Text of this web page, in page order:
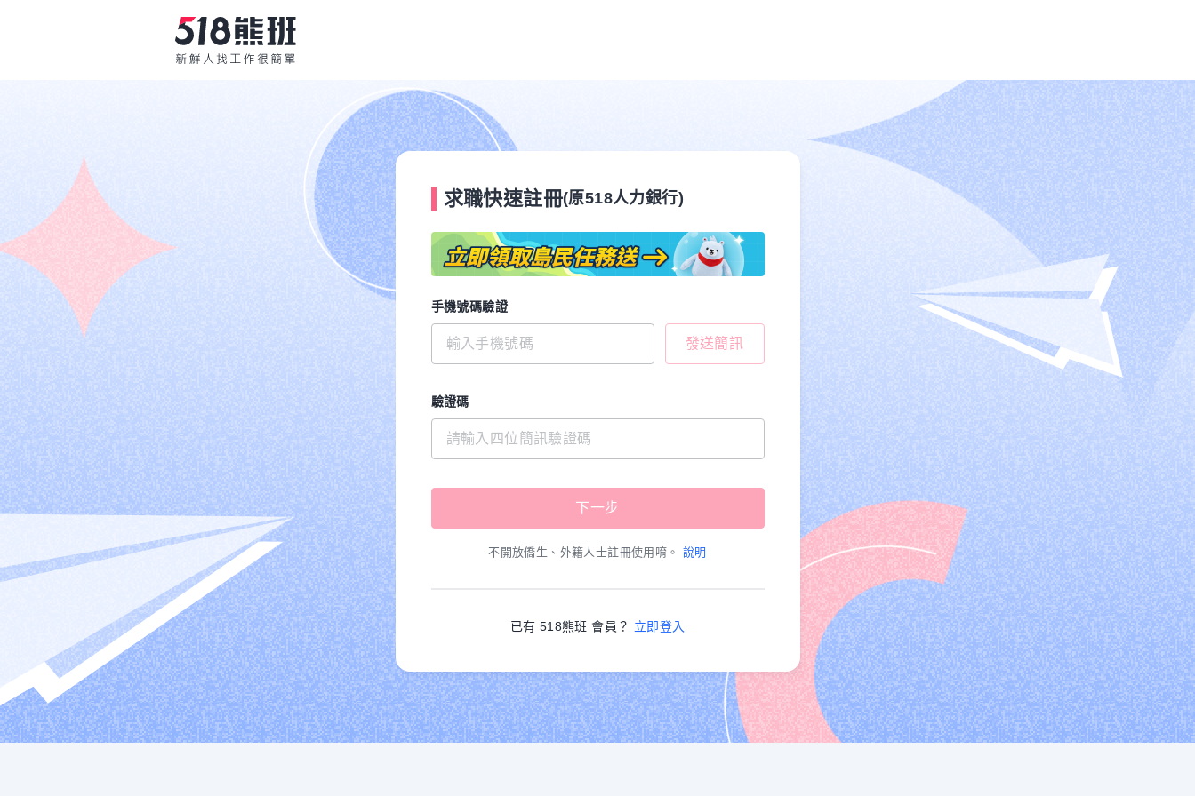
求職快速註冊(原518人力銀行)
手機號碼驗證
發送簡訊
驗證碼
不開放僑生、外籍人士註冊使用唷。 說明
已有 518熊班 會員？ 立即登入